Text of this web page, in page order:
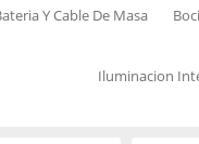
Y Cable De Masa
Iluminacion